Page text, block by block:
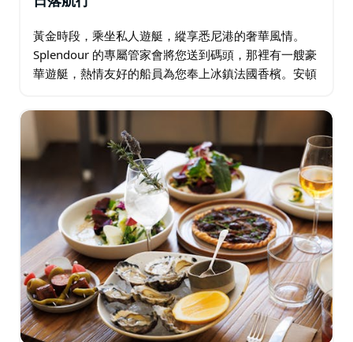
黃金時段，乘坐私人遊艇，縱享悉尼港的奢華風情。
Splendour 的專屬管家會將您送到碼頭，那裡有一艘豪
華遊艇，熱情友好的船員為您奉上冰鎮法國香檳。安頓
色，彷彿落入海港大橋和藍山的懷抱。…